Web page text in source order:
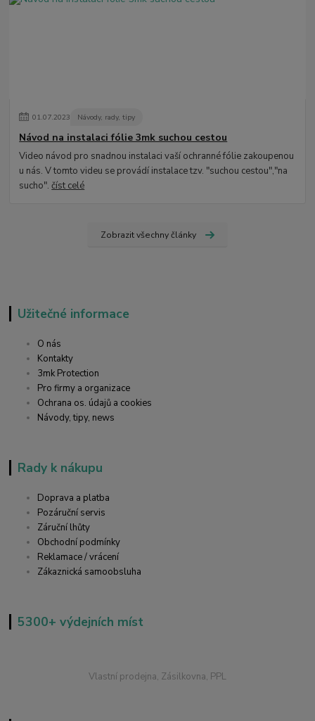
01.07.2023 Návody, rady, tipy
Návod na instalaci fólie 3mk suchou cestou
Video návod pro snadnou instalaci vaší ochranné fólie zakoupenou
u nás. V tomto videu se provádí instalace tzv. "suchou cestou","na
sucho".číst celé
Zobrazit všechny články
Užitečné informace
O nás
Kontakty
3mk Protection
Pro firmy a organizace
Ochrana os. údajů a cookies
Návody, tipy, news
Rady k nákupu
Doprava a platba
Pozáruční servis
Záruční lhůty
Obchodní podmínky
Reklamace / vrácení
Zákaznická samoobsluha
5300+ výdejních míst
Vlastní prodejna, Zásilkovna, PPL